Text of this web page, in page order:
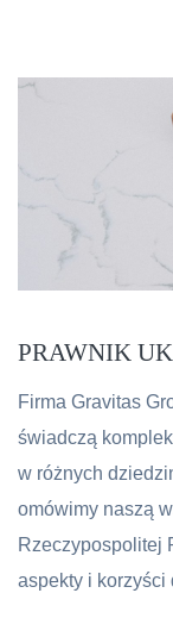
PRAWNIK
Firma Gravitas
świadczą
w różnych
omówimy naszą
Rzeczypospolitej
aspekty i korzyści